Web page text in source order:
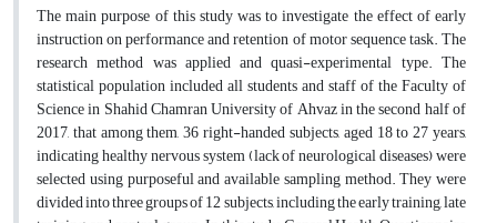
The main purpose of this study was to investigate the effect of early
instruction on performance and retention of motor sequence task. The
research method was applied and quasi-experimental type. The
statistical population included all students and staff of the Faculty of
Science in Shahid Chamran University of Ahvaz in the second half of
2017, that among them, 36 right-handed subjects, aged 18 to 27 years,
indicating healthy nervous system (lack of neurological diseases) were
selected using purposeful and available sampling method. They were
divided into three groups of 12 subjects, including the early training, late